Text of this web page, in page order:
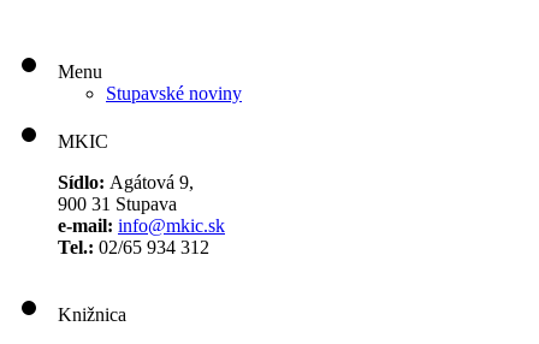
Menu
Stupavské noviny
MKIC
Sídlo: Agátová 9,
900 31 Stupava
e-mail: info@mkic.sk
Tel.: 02/65 934 312
Knižnica